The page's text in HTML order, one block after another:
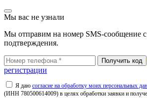
Мы вас не узнали
Мы отправим на номер SMS-сообщение
подтверждения.
регистрации
Я даю согласие на обработку моих персональных
(ИНН 780500614009) в целях обработки заявки и